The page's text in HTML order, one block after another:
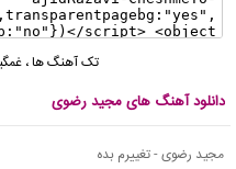
تک آهنگ ها،
دانلود آهنگ های مجید رضوی
مجید رضوی - تغییرم بده